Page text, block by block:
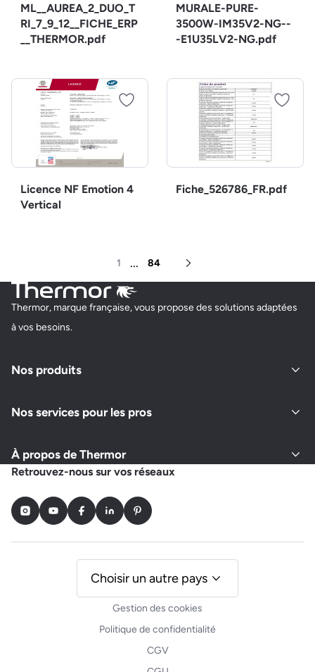
ML__AUREA_2_DUO_T
RI_7_9_12__FICHE_ERP
__THERMOR.pdf
MURALE-PURE-
3500W-IM35V2-NG--
-E1U35LV2-NG.pdf
Licence NF Emotion 4
Vertical
Fiche_526786_FR.pdf
1 ... 84
Page suivante
Thermor, marque française, vous propose des solutions adaptées
à vos besoins.
Nos produits
Nos services pour les pros
À propos de Thermor
Retrouvez-nous sur vos réseaux
InstagramYoutubeFacebookLinkedInPinterest
Gestion des cookies
Politique de confidentialité
CGV
Choisir un autre pays